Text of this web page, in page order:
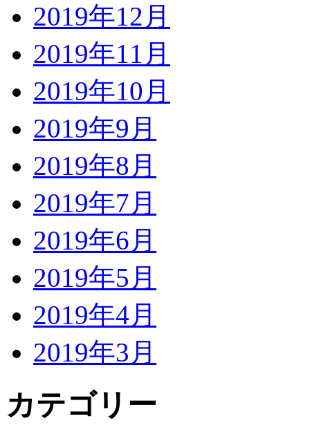
2019年12月
2019年11月
2019年10月
2019年9月
2019年8月
2019年7月
2019年6月
2019年5月
2019年4月
2019年3月
カテゴリー